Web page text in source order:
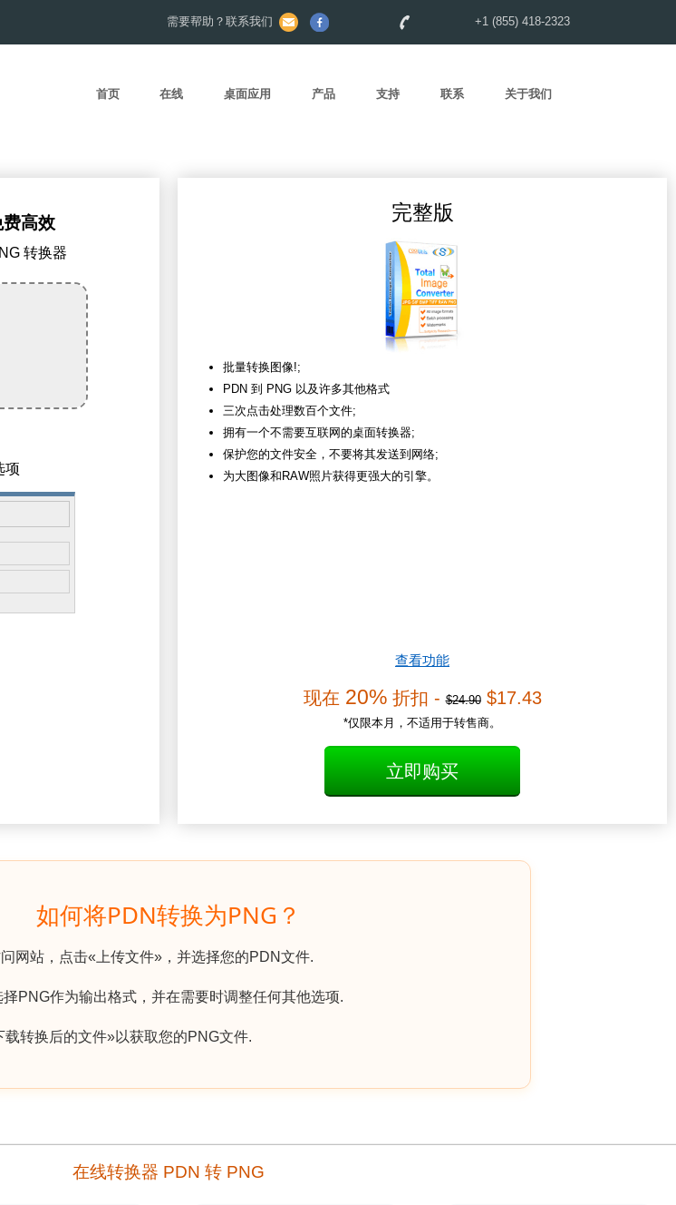
需要帮助？联系我们 +1 (855) 418-2323
首页 在线 桌面应用 产品 支持 联系 关于我们
高效
转换器
项
完整版
批量转换图像!;
PDN 到 PNG 以及许多其他格式
三次点击处理数百个文件;
拥有一个不需要互联网的桌面转换器;
保护您的文件安全，不要将其发送到网络;
为大图像和RAW照片获得更强大的引擎。
查看功能
现在 20%折扣 -$24.90$17.43
*仅限本月，不适用于转售商。
立即购买
如何将PDN转换为PNG？
网站，点击«上传文件»，并选择您的PDN文件.
择PNG作为输出格式，并在需要时调整任何其他选项.
载转换后的文件»以获取您的PNG文件.
在线转换器 PDN 转 PNG